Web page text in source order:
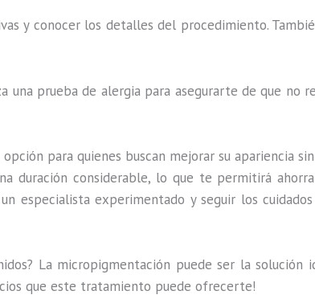
y conocer los detalles del procedimiento.
prueba de alergia para asegurarte de que no
para quienes buscan mejorar su apariencia
duración considerable, lo que te permitirá
especialista experimentado y seguir los cuidados
La micropigmentación puede ser la solución
que este tratamiento puede ofrecerte!